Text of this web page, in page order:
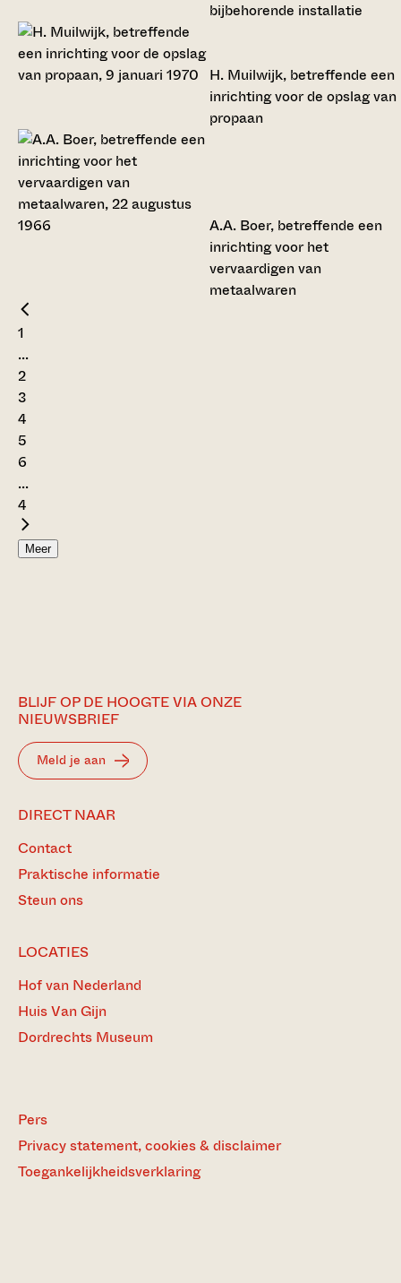
bijbehorende installatie
H. Muilwijk, betreffende een
inrichting voor de opslag van
propaan
A.A. Boer, betreffende een
inrichting voor het
vervaardigen van
metaalwaren
1
...
2
3
4
5
6
...
4
Meer
BLIJF OP DE HOOGTE VIA ONZE
NIEUWSBRIEF
Meld je aan
DIRECT NAAR
Contact
Praktische informatie
Steun ons
LOCATIES
Hof van Nederland
Huis Van Gijn
Dordrechts Museum
Pers
Privacy statement, cookies & disclaimer
Toegankelijkheidsverklaring